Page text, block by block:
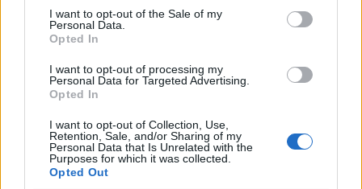
I want to opt-out of the Sale of my
Personal Data.
Opted In
I want to opt-out of processing my
Personal Data for Targeted Advertising.
Opted In
I want to opt-out of Collection, Use,
Retention, Sale, and/or Sharing of my
Personal Data that Is Unrelated with the
Purposes for which it was collected.
Opted Out
½ tsk vaniljpulver
½ dl yoghurt, 10%
1 msk flytande honung
Honung till formarna
1 msk flytande honung
valnötter